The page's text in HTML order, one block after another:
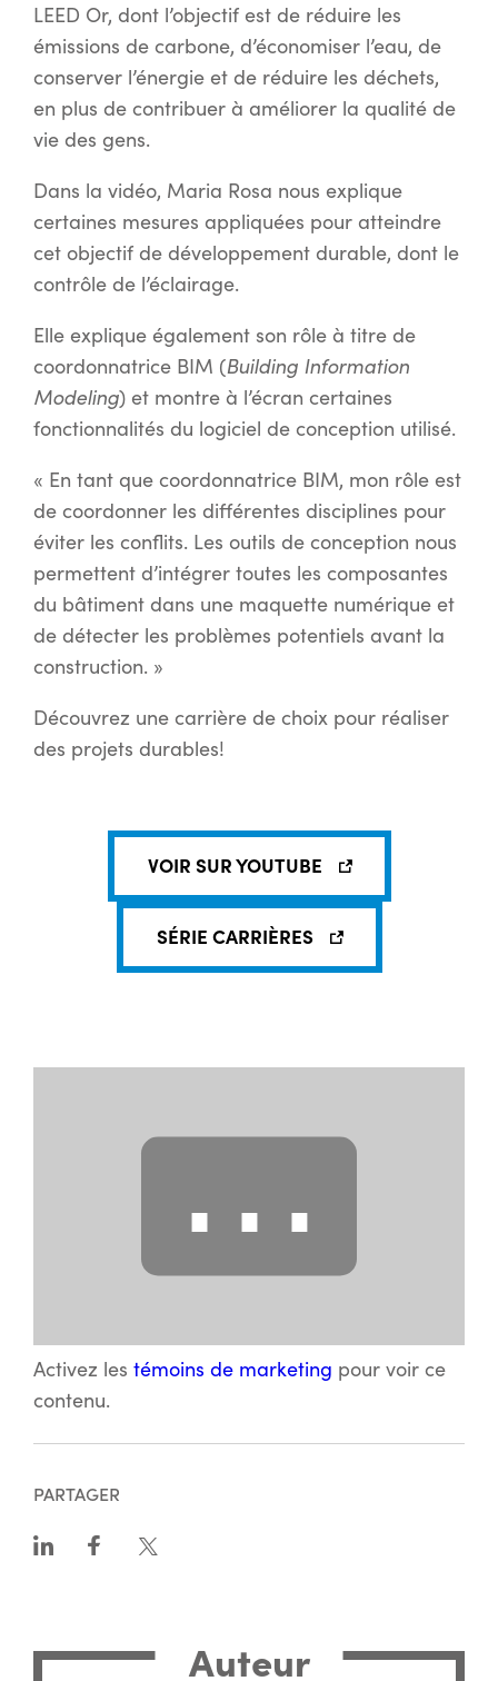
LEED Or, dont l’objectif est de réduire les
émissions de carbone, d’économiser l’eau, de
conserver l’énergie et de réduire les déchets,
en plus de contribuer à améliorer la qualité de
vie des gens.
Dans la vidéo, Maria Rosa nous explique
certaines mesures appliquées pour atteindre
cet objectif de développement durable, dont le
contrôle de l’éclairage.
Elle explique également son rôle à titre de
coordonnatrice BIM (Building Information
Modeling) et montre à l’écran certaines
fonctionnalités du logiciel de conception utilisé.
« En tant que coordonnatrice BIM, mon rôle est
de coordonner les différentes disciplines pour
éviter les conflits. Les outils de conception nous
permettent d’intégrer toutes les composantes
du bâtiment dans une maquette numérique et
de détecter les problèmes potentiels avant la
construction. »
Découvrez une carrière de choix pour réaliser
des projets durables!
VOIR SUR YOUTUBE
SÉRIE CARRIÈRES
⋯
Activez les témoins de marketing pour voir ce
contenu.
PARTAGER
Auteur